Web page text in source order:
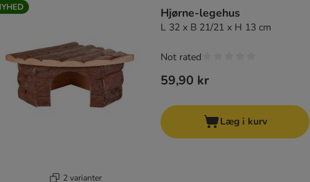
2 varianter
Hjørne-legehus
L 32 x B 21/21 x H 13 cm
59,90 kr
Not rated
Læg i kurv